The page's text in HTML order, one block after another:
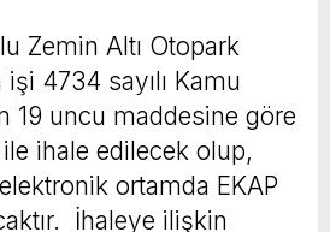
Zemin Altı Otopark
işi 4734 sayılı Kamu
19 uncu maddesine göre
ihale edilecek olup,
ortamda EKAP
İhaleye ilişkin